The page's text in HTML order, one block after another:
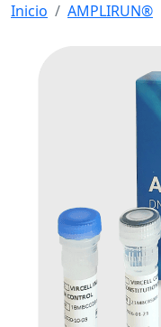
Inicio AMPLIRUN®